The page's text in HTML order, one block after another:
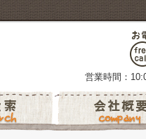
営業時間：